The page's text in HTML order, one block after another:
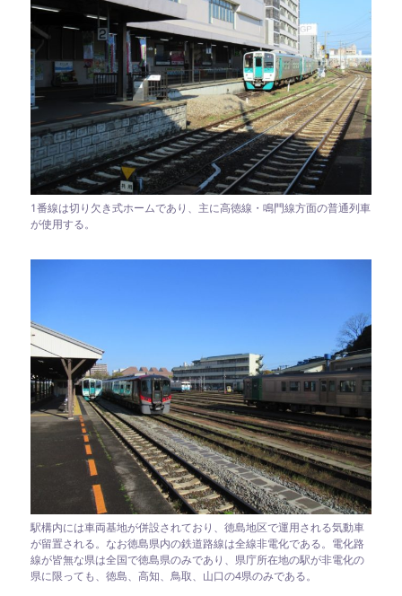
1番線は切り欠き式ホームであり、主に高徳線・鳴門線方面の普通列車
が使用する。
駅構内には車両基地が併設されており、徳島地区で運用される気動車
が留置される。なお徳島県内の鉄道路線は全線非電化である。電化路
線が皆無な県は全国で徳島県のみであり、県庁所在地の駅が非電化の
県に限っても、徳島、高知、鳥取、山口の4県のみである。